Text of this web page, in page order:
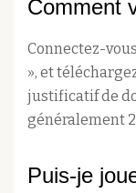
Comment
Connectez-
», et
justificatif de
généralement
Puis-je